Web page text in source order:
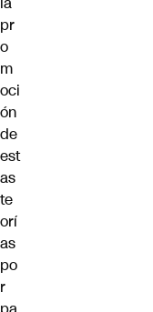
pr
o
m
oci
ón
de
est
as
te
orí
as
po
r